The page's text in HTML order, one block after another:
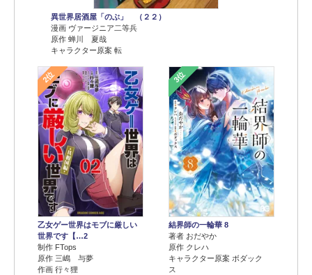
異世界居酒屋「のぶ」 （２２）
漫画 ヴァージニア二等兵
原作 蝉川 夏哉
キャラクター原案 転
2位
乙女ゲー世界はモブに厳しい
世界です【…2
制作 FTops
原作 三嶋 与夢
作画 行々狸
3位
結界師の一輪華 8
著者 おだやか
原作 クレハ
キャラクター原案 ボダック
ス